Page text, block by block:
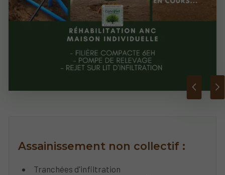
Assainissement non collectif :
Tranchées d'infiltration